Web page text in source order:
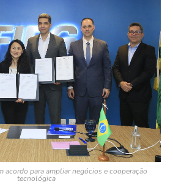
acordo para ampliar negócios e cooperação
tecnológica